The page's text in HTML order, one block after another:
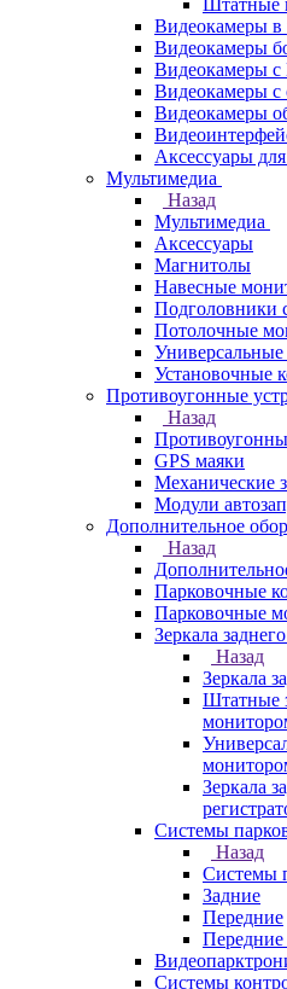
Штатные
Видеокамеры в
Видеокамеры
Видеокамеры с
Видеокамеры с
Видеокамеры
Аксессуары
Мультимедиа
Назад
Мультимедиа
Аксессуары
Магнитолы
Навесные
Подголовники
Потолочные
Установочные
Противоугонные
Назад
GPS маяки
Механические
Модули
Дополнительное
Назад
Парковочные
Парковочные
Зеркала
Назад
Зеркала
Штатные
Зеркала
Системы
Назад
Системы
Задние
Передние
Передние
Системы